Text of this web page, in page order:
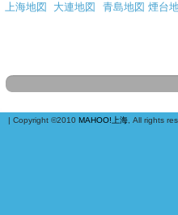
上海地図 大連地図 青島地図 煙台
| Copyright ©2010 MAHOO!上海 , All rights